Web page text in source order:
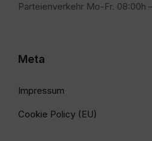
Parteienverkehr Mo-Fr. 08:00h
Meta
Impressum
Cookie Policy (EU)